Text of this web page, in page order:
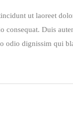
ut laoreet
Duis
odio dignissim qui